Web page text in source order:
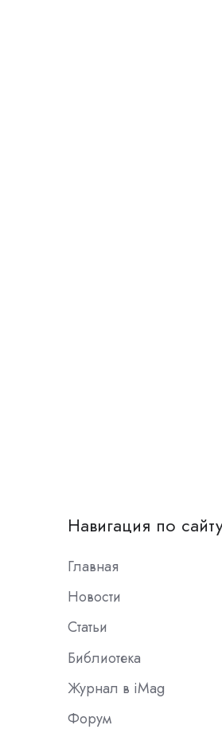
Навигация по
Главная
Новости
Статьи
Библиотека
Журнал в iMag
Форум